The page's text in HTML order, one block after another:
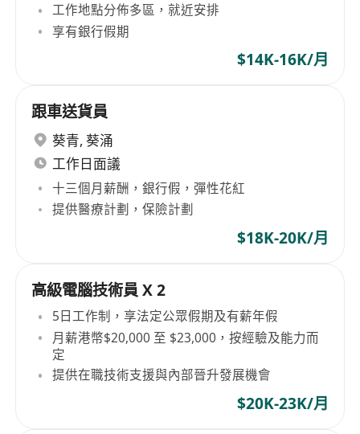
工作地點分佈多區，就近安排
享有銀行假期
$14K-16K/月
跟車送貨員
葵青, 葵涌
工作日面議
十三個月薪酬，銀行假，彈性花紅
提供醫療計劃，保險計劃
$18K-20K/月
高級電腦技術員 X 2
5日工作制，享法定公眾假期及有薪年假
月薪港幣$20,000 至 $23,000，按經驗及能力而
定
提供在職技術支援與內部晉升發展機會
$20K-23K/月